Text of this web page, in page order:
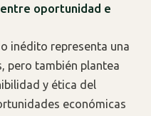
oportunidad e
inédito representa una
pero también plantea
y ética del
económicas